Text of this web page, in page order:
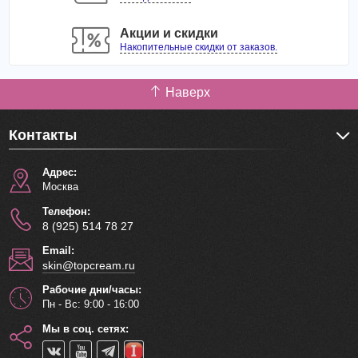
Акции и скидки
Накопительные скидки от заказов.
Наверх
Контакты
Адрес:
Москва
Телефон:
8 (925) 514 78 27
Email:
skin@topcream.ru
Рабочие дни/часы:
Пн - Вс: 9:00 - 16:00
Мы в соц. сетях: